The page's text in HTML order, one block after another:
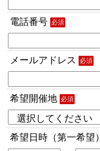
電話番号 必須
メールアドレス 必須
希望開催地 必須
希望日時（第一希望）